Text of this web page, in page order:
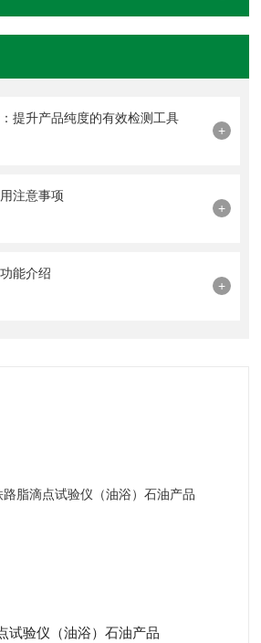
提升产品纯度的有效检测工具
+
注意事项
+
能介绍
+
试验仪（油浴）石油产品